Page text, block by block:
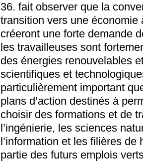
36. fait observer que la
transition vers une
créeront une forte demande
les travailleuses sont
des énergies renouvelables
scientifiques et
particulièrement important
plans d’action destinés à
choisir des formations et de
l’ingénierie, les sciences
l’information et les filières
partie des futurs emplois